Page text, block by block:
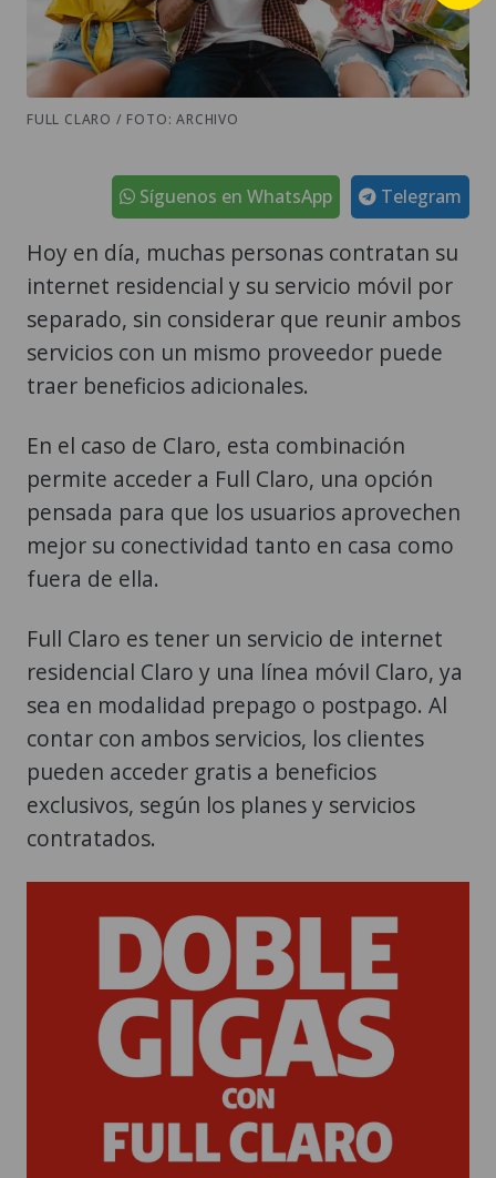
FULL CLARO / FOTO: ARCHIVO
Telegram
Síguenos en WhatsApp
Hoy en día, muchas personas contratan su
internet residencial y su servicio móvil por
separado, sin considerar que reunir ambos
servicios con un mismo proveedor puede
traer beneficios adicionales.
En el caso de Claro, esta combinación
permite acceder a Full Claro, una opción
pensada para que los usuarios aprovechen
mejor su conectividad tanto en casa como
fuera de ella.
Full Claro es tener un servicio de internet
residencial Claro y una línea móvil Claro, ya
sea en modalidad prepago o postpago. Al
contar con ambos servicios, los clientes
pueden acceder gratis a beneficios
exclusivos, según los planes y servicios
contratados.